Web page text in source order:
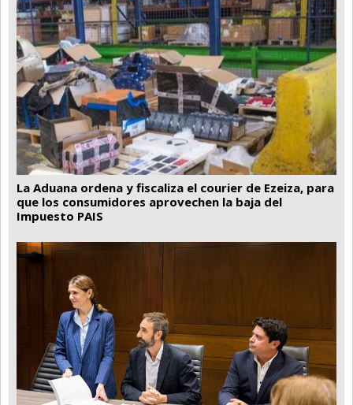
La Aduana ordena y fiscaliza el courier de Ezeiza, para
que los consumidores aprovechen la baja del
Impuesto PAIS